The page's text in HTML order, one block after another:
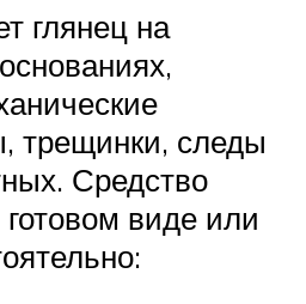
глянец на
трещинки, следы
Средство
виде или